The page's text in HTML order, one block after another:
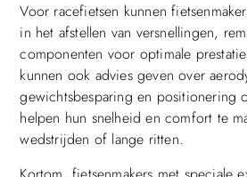
Voor racefietsen kunnen
in het afstellen van versnellingen,
componenten voor optimale
kunnen ook advies geven over
gewichtsbesparing en positionering
helpen hun snelheid en comfort te
wedstrijden of lange ritten.